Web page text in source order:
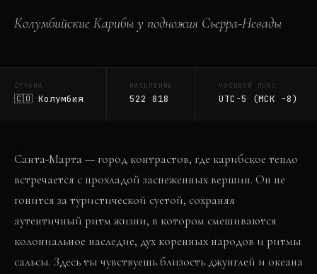
Колумбийские Карибы у подножия Сьерра-Невады
СТРАНА
🇨🇴 Колумбия
НАСЕЛЕНИЕ
522 818
ЧАСОВОЙ ПОЯС
UTC-5 (МСК −8)
Санта-Марта — город контрастов, где карибское тепло
встречается с прохладой заснеженных вершин. Он не
гонится за туристической суетой, сохраняя
аутентичный ритм жизни, в котором смешиваются
колониальное наследие, дух коренных народов и ритмы
сальсы. Здесь ты чувствуешь близость джунглей и океана